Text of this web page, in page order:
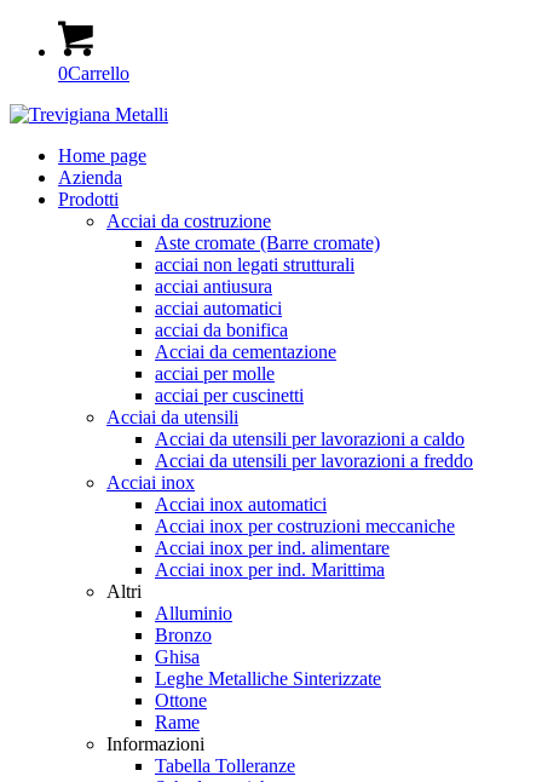
0Carrello
Home page
Azienda
Prodotti
Acciai da costruzione
Aste cromate (Barre cromate)
acciai non legati strutturali
acciai antiusura
acciai automatici
acciai da bonifica
Acciai da cementazione
acciai per molle
acciai per cuscinetti
Acciai da utensili
Acciai da utensili per lavorazioni a caldo
Acciai da utensili per lavorazioni a freddo
Acciai inox
Acciai inox automatici
Acciai inox per costruzioni meccaniche
Acciai inox per ind. alimentare
Acciai inox per ind. Marittima
Altri
Alluminio
Bronzo
Ghisa
Leghe Metalliche Sinterizzate
Ottone
Rame
Informazioni
Tabella Tolleranze